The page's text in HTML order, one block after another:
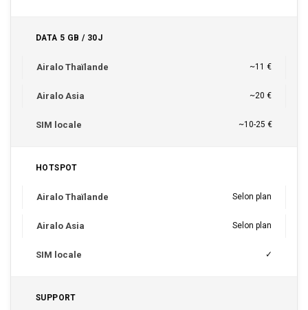
DATA 5 GB / 30J
~11 €
~20 €
~10-25 €
HOTSPOT
Selon plan
Selon plan
✓
SUPPORT